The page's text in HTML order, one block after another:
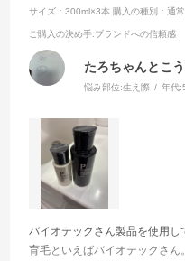
サイズ：300ml×3本 購入の種別：通
ご購入の決め手:ブランドへの信頼感
たろちゃんとこ
悩み部位:生え際 年代:
バイオテックさん製品を使用し
育毛といえばバイオテックさ